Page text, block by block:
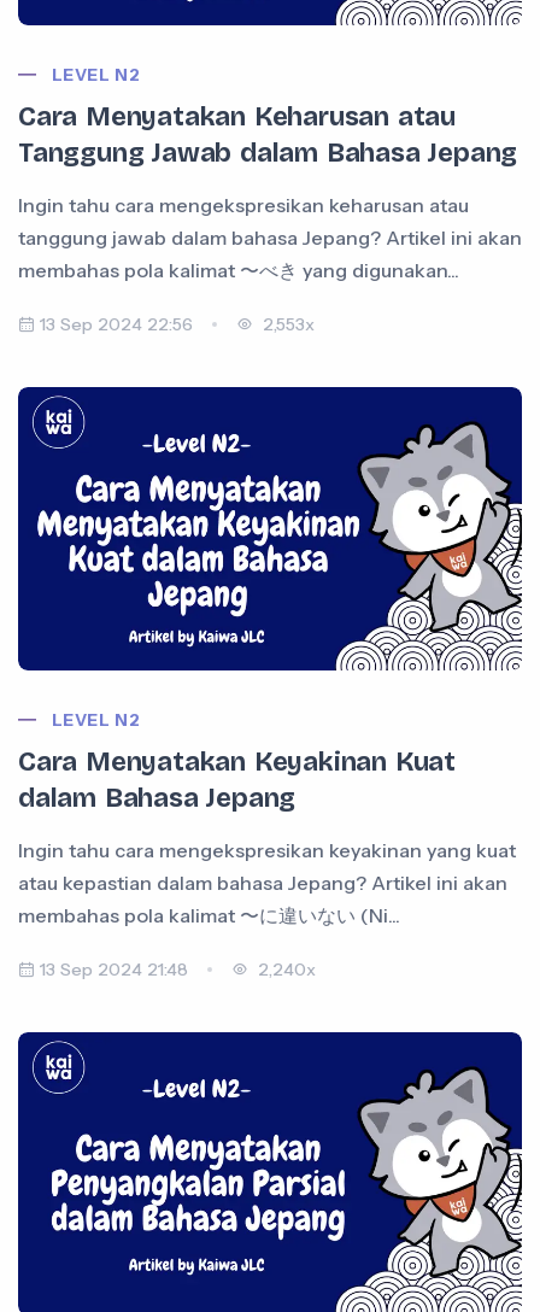
LEVEL N2
Cara Menyatakan Keharusan atau
Tanggung Jawab dalam Bahasa Jepang
Ingin tahu cara mengekspresikan keharusan atau
tanggung jawab dalam bahasa Jepang? Artikel ini akan
membahas pola kalimat 〜べき yang digunakan...
13 Sep 2024 22:56 2,553x
LEVEL N2
Cara Menyatakan Keyakinan Kuat
dalam Bahasa Jepang
Ingin tahu cara mengekspresikan keyakinan yang kuat
atau kepastian dalam bahasa Jepang? Artikel ini akan
membahas pola kalimat 〜に違いない (Ni...
13 Sep 2024 21:48 2,240x